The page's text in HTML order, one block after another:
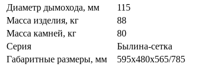
Диаметр дымохода, мм
115
Масса изделия, кг
88
Масса камней, кг
80
Серия
Былина-сетка
Габаритные размеры, мм
595x480x565/785